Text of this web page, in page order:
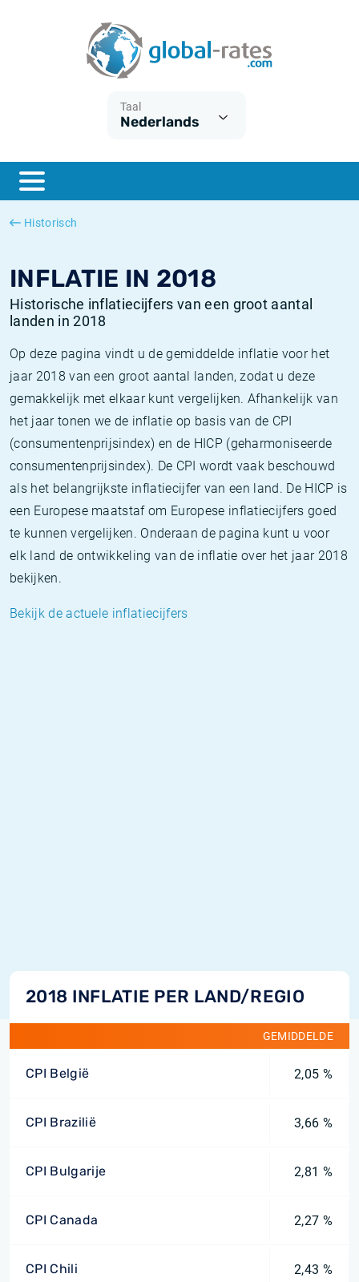
Taal
Nederlands
Historisch
INFLATIE IN 2018
Historische inflatiecijfers van een groot aantal
landen in 2018
Op deze pagina vindt u de gemiddelde inflatie voor het
jaar 2018 van een groot aantal landen, zodat u deze
gemakkelijk met elkaar kunt vergelijken. Afhankelijk van
het jaar tonen we de inflatie op basis van de CPI
(consumentenprijsindex) en de HICP (geharmoniseerde
consumentenprijsindex). De CPI wordt vaak beschouwd
als het belangrijkste inflatiecijfer van een land. De HICP is
een Europese maatstaf om Europese inflatiecijfers goed
te kunnen vergelijken. Onderaan de pagina kunt u voor
elk land de ontwikkeling van de inflatie over het jaar 2018
bekijken.
Bekijk de actuele inflatiecijfers
2018 INFLATIE PER LAND/REGIO
GEMIDDELDE
CPI België 2,05 %
CPI Brazilië 3,66 %
CPI Bulgarije 2,81 %
CPI Canada 2,27 %
CPI Chili 2,43 %
ESTER
SONIA
Wat is CPI inflatie?
Wat is HICP inflatie?
Nederlandse inflatie - CPI
Amerikaanse inflatie - CPI
Euribor historie
SOFR historie
TONAR historie
Inflatiecalculator